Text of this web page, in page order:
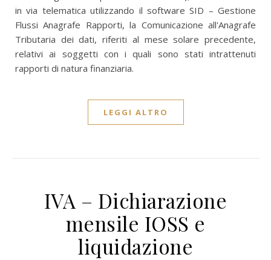
in via telematica utilizzando il software SID – Gestione
Flussi Anagrafe Rapporti, la Comunicazione all'Anagrafe
Tributaria dei dati, riferiti al mese solare precedente,
relativi ai soggetti con i quali sono stati intrattenuti
rapporti di natura finanziaria.
LEGGI ALTRO
IVA – Dichiarazione
mensile IOSS e
liquidazione